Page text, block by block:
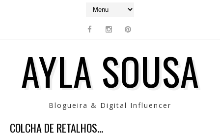
AYLA SOUSA
Blogueira & Digital Influencer
COLCHA DE RETALHOS...